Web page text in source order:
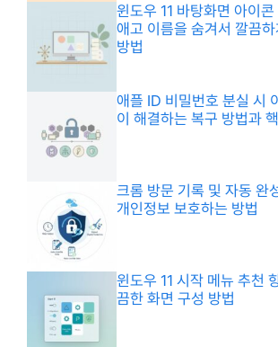
윈도우 11 바탕화면 아이
애고 이름을 숨겨서 깔끔
방법
애플 ID 비밀번호 분실 시
이 해결하는 복구 방법과
크롬 방문 기록 및 자동 완
개인정보 보호하는 방법
윈도우 11 시작 메뉴 추천
끔한 화면 구성 방법